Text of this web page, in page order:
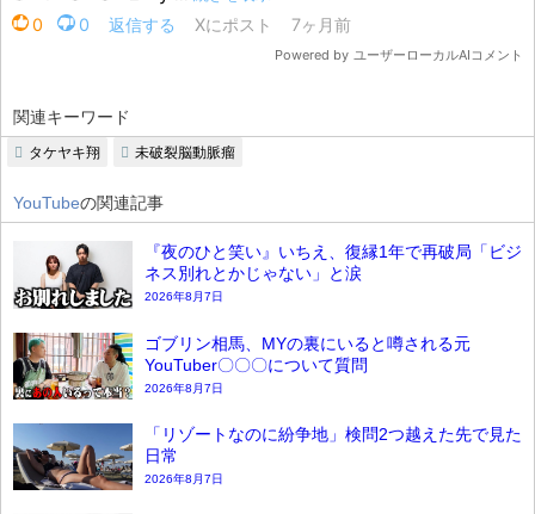
関連キーワード
タケヤキ翔 未破裂脳動脈瘤
YouTubeの関連記事
『夜のひと笑い』いちえ、復縁1年で再破局「ビジ
ネス別れとかじゃない」と涙
2026年8月7日
ゴブリン相馬、MYの裏にいると噂される元
YouTuber〇〇〇について質問
2026年8月7日
「リゾートなのに紛争地」検問2つ越えた先で見た
日常
2026年8月7日